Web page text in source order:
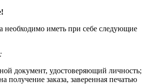
необходимо иметь при себе следующие
документ, удостоверяющий личность;
получение заказа, заверенная печатью